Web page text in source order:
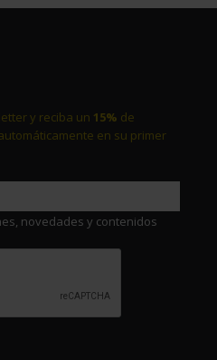
y reciba un 15% de
en su primer
novedades y contenidos